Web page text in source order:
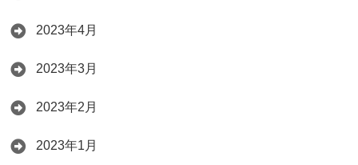
2023年4月
2023年3月
2023年2月
2023年1月